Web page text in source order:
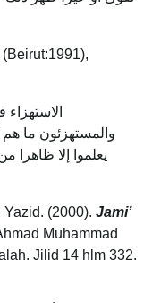
والمستهزئون ما هم
يعلموا إلا ظاهرا
(2000). Jami’
Muhammad
Jilid 14 hlm 332.